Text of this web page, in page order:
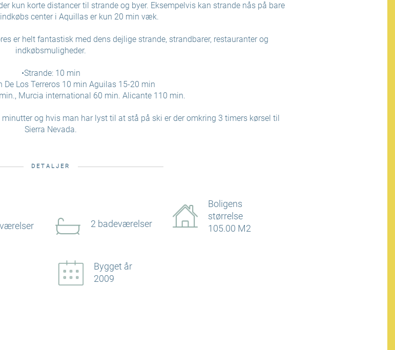
kun korte distancer til strande og byer. Eksempelvis kan strande nås på bare
center i Aquillas er kun 20 min væk.
er helt fantastisk med dens dejlige strande, strandbarer, restauranter og
indkøbsmuligheder.
•Strande: 10 min
De Los Terreros 10 min Aguilas 15-20 min
Murcia international 60 min. Alicante 110 min.
og hvis man har lyst til at stå på ski er der omkring 3 timers kørsel til
Sierra Nevada.
DETALJER
2 badeværelser
Boligens
størrelse
105.00 M2
Bygget år
2009